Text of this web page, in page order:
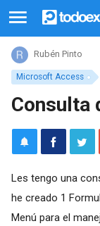
Microsoft Access
Rubén Pinto
Consulta
Les tengo una
he creado 1
Menú para el